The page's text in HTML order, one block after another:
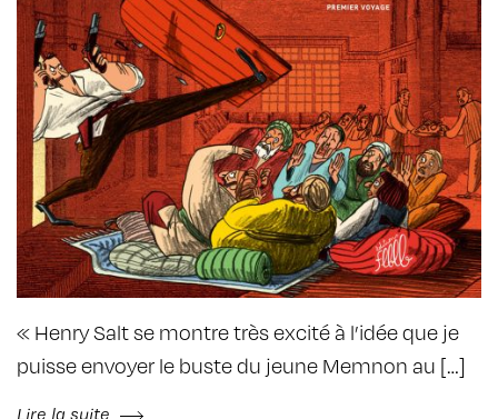
« Henry Salt se montre très excité à l’idée que je
puisse envoyer le buste du jeune Memnon au […]
Lire la suite